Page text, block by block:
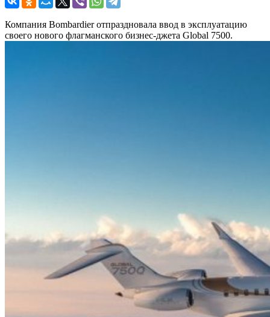
Компания Bombardier отпраздновала ввод в эксплуатацию
своего нового флагманского бизнес-джета Global 7500.